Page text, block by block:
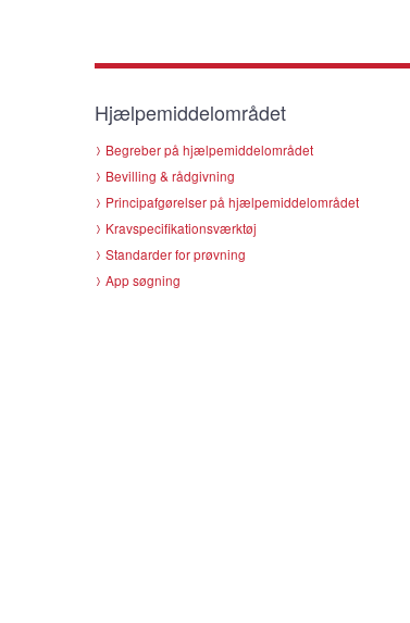
Hjælpemiddelområdet
Begreber på hjælpemiddelområdet
Bevilling & rådgivning
Principafgørelser på hjælpemiddelområdet
Kravspecifikationsværktøj
Standarder for prøvning
App søgning